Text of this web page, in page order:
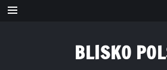
Przejdź
BLISKO